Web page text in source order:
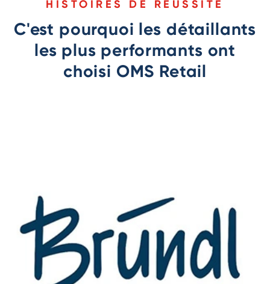
HISTOIRES DE RÉUSSITE
C'est pourquoi les détaillants
les plus performants ont
choisi OMS Retail